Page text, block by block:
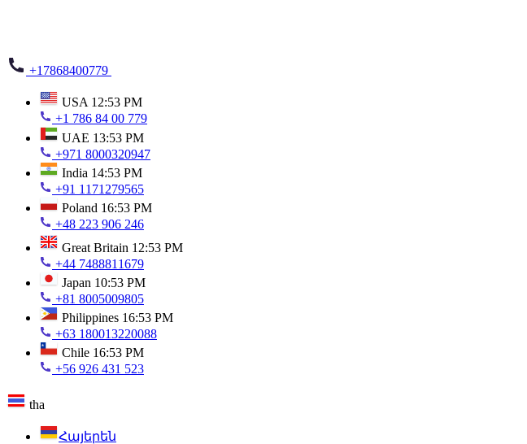
+17868400779
USA 12:53 PM
+1 786 84 00 779
UAE 13:53 PM
+971 8000320947
India 14:53 PM
+91 1171279565
Poland 16:53 PM
+48 223 906 246
Great Britain 12:53 PM
+44 7488811679
Japan 10:53 PM
+81 8005009805
Philippines 16:53 PM
+63 180013220088
Chile 16:53 PM
+56 926 431 523
tha
Հայերեն